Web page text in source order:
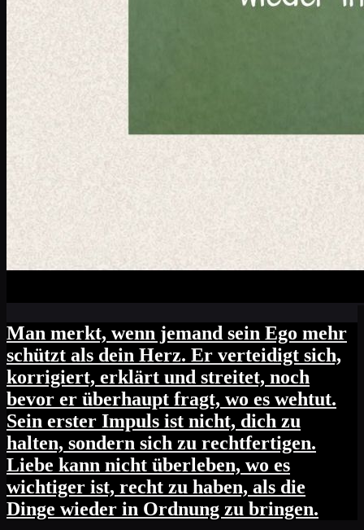
Man merkt, wenn jemand sein Ego mehr
schützt als dein Herz. Er verteidigt sich,
korrigiert, erklärt und streitet, noch
bevor er überhaupt fragt, wo es wehtut.
Sein erster Impuls ist nicht, dich zu
halten, sondern sich zu rechtfertigen.
Liebe kann nicht überleben, wo es
wichtiger ist, recht zu haben, als die
Dinge wieder in Ordnung zu bringen.